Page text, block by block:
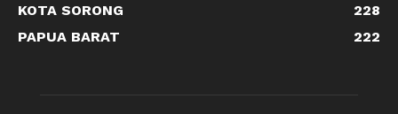
KOTA SORONG
228
PAPUA BARAT
222